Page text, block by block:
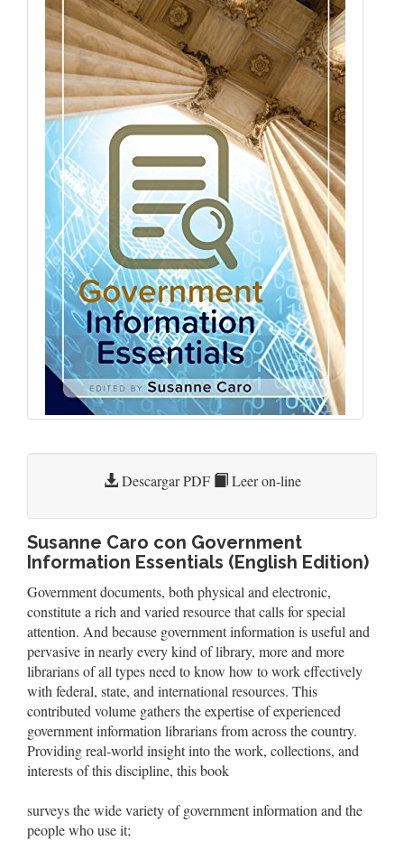
Descargar PDF Leer on-line
Susanne Caro con Government
Information Essentials (English Edition)
Government documents, both physical and electronic,
constitute a rich and varied resource that calls for special
attention. And because government information is useful and
pervasive in nearly every kind of library, more and more
librarians of all types need to know how to work effectively
with federal, state, and international resources. This
contributed volume gathers the expertise of experienced
government information librarians from across the country.
Providing real-world insight into the work, collections, and
interests of this discipline, this book
surveys the wide variety of government information and the
people who use it;